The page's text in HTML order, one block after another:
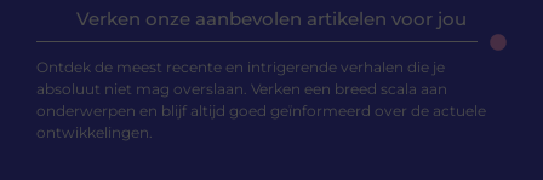
Verken onze aanbevolen artikelen voor jou
Ontdek de meest recente en intrigerende verhalen die je
absoluut niet mag overslaan. Verken een breed scala aan
onderwerpen en blijf altijd goed geïnformeerd over de actuele
ontwikkelingen.